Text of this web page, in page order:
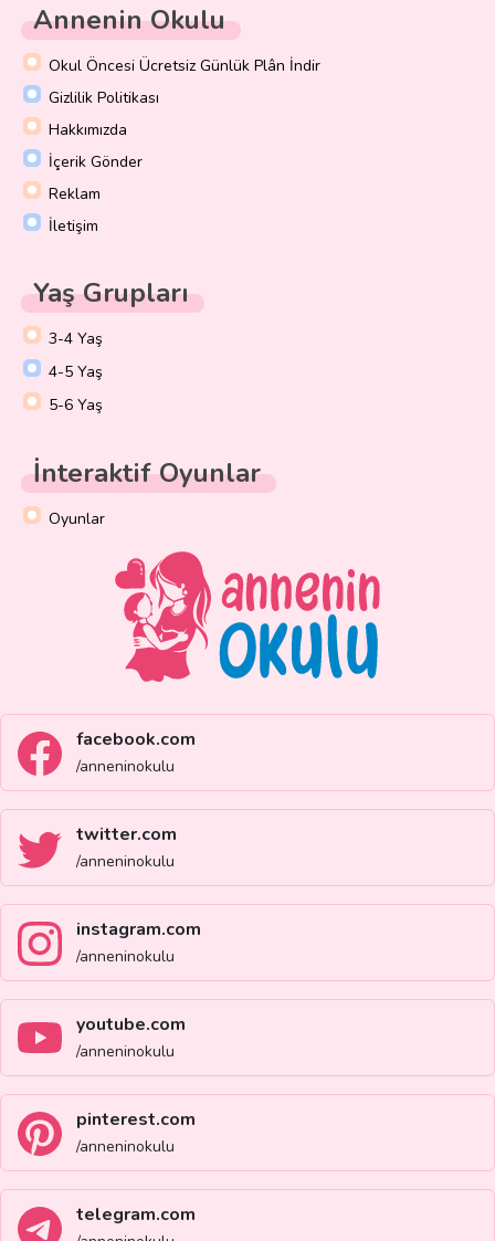
Annenin Okulu
Okul Öncesi Ücretsiz Günlük Plân İndir
Gizlilik Politikası
Hakkımızda
İçerik Gönder
Reklam
İletişim
Yaş Grupları
3-4 Yaş
4-5 Yaş
5-6 Yaş
İnteraktif Oyunlar
Oyunlar
facebook.com
/anneninokulu
twitter.com
/anneninokulu
instagram.com
/anneninokulu
youtube.com
/anneninokulu
pinterest.com
/anneninokulu
telegram.com